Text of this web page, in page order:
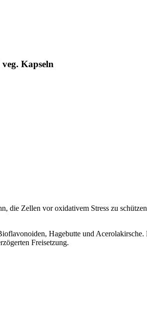
Kapseln
die Zellen vor oxidativem Stress zu
Hagebutte und
Freisetzung.